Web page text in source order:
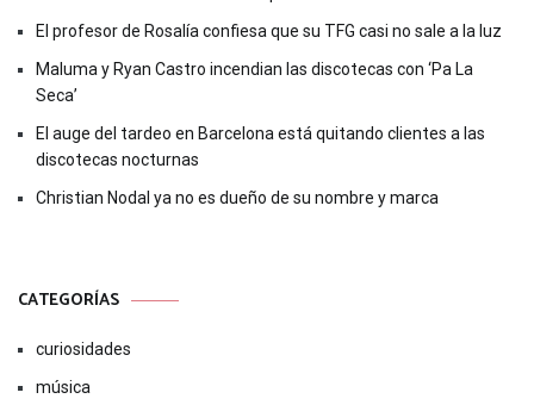
El profesor de Rosalía confiesa que su TFG casi no sale a la luz
Maluma y Ryan Castro incendian las discotecas con ‘Pa La
Seca’
El auge del tardeo en Barcelona está quitando clientes a las
discotecas nocturnas
Christian Nodal ya no es dueño de su nombre y marca
CATEGORÍAS
curiosidades
música